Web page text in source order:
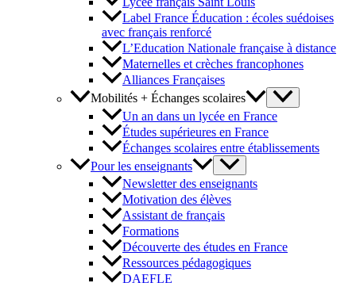
Label France Éducation : écoles suédoises
avec français renforcé
L’Education Nationale française à distance
Maternelles et crèches francophones
Alliances Françaises
Mobilités + Échanges scolaires
Un an dans un lycée en France
Études supérieures en France
Échanges scolaires entre établissements
Pour les enseignants
Newsletter des enseignants
Motivation des élèves
Assistant de français
Formations
Découverte des études en France
Ressources pédagogiques
DAEFLE